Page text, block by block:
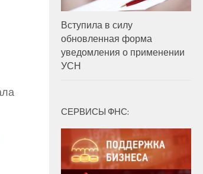
Вступила в силу
обновленная форма
уведомления о применении
УСН
СЕРВИСЫ ФНС: